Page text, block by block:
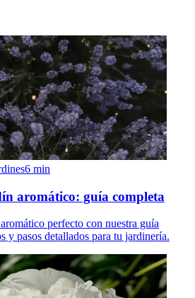
6 min
aromático: guía completa
perfecto con nuestra guía
y pasos detallados para tu jardinería.